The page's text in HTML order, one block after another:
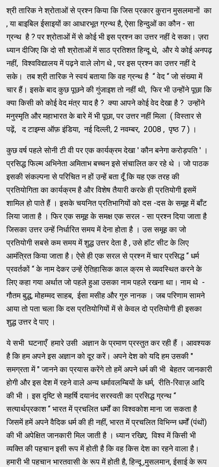
श्री तारिक ने श्रोताओं से प्रश्न किया कि जिस प्रकार कुरान मुसलमानों का
, या बाइबिल ईसाइयों का आधारभूत ग्रन्थ है, ऐसा हिन्दुओं का कौन - सा
ग्रन्थ है ? पर श्रोताओं में से कोई भी इस प्रश्न का उत्तर नहीं दे सका। ज़रा
ध्यान दीजिए कि दो सौ श्रोताओं में साठ प्रतिशत हिन्दू थे, और ये कोई अनपढ़
नहीं, विश्वविद्यालय में पढ़ने वाले लोग थे , पर इस प्रश्न का उत्तर नहीं दे
सके। तब श्री तारिक ने स्वयं बताया कि वह ग्रन्थ है “ वेद “ जो संख्या में
चार हैं। इसके बाद कुछ पूछने की गुंजाइश तो नहीं थी, फिर भी उन्होंने पूछा कि
क्या किसी को कोई वेद मंत्र याद है ? क्या आपने कोई वेद देखा है ? उन्होंने
मनुस्मृति और महाभारत के बारे में भी पूछा, पर उत्तर नहीं मिला ( विस्तार से
पढ़ें, द टाइम्स ऑफ़ इंडिया, नई दिल्ली, 2 नवम्बर, 2008 , पृष्ठ 7 ) ।
कुछ वर्ष पहले सोनी टी वी पर एक कार्यक्रम देखा ' कौन बनेगा करोड़पति ' ।
प्रसिद्ध फिल्म अभिनेता अमिताभ बच्चन इसे संचालित कर रहे थे । जो पाठक
इसकी संकल्पना से परिचित न हों उन्हें बता दूँ कि यह एक तरह की
प्रतियोगिता का कार्यक्रम है और विशेष तैयारी करके ही प्रतियोगी इसमें
शामिल हो पाते हैं । इसके चयनित प्रतिभागियों को दस -दस के समूह में बाँट
लिया जाता है । फिर एक समूह के समक्ष एक सरल - सा प्रश्न दिया जाता है
जिसका उत्तर उन्हें निर्धारित समय में देना होता है । उस समूह का जो
प्रतियोगी सबसे कम समय में शुद्ध उत्तर देता है , उसे हॉट सीट के लिए
आमंत्रित किया जाता है। ऐसे ही एक सरल से प्रश्न में चार प्रसिद्ध “ धर्म
प्रवर्तकों “ के नाम देकर उन्हें ऐतिहासिक काल क्रम से व्यवस्थित करने के
लिए कहा गया अर्थात जो पहले हुआ उसका नाम पहले रखना था। नाम थे -
गौतम बुद्ध, मोहम्मद साहब, ईसा मसीह और गुरु नानक । जब परिणाम सामने
आया तो पता चला कि दस प्रतियोगियों में से केवल दो प्रतियोगी ही इसका
शुद्ध उत्तर दे पाए ।
ये सभी घटनाएँ हमारे उसी अज्ञान के प्रमाण प्रस्तुत कर रही हैं । आवश्यक
है कि हम अपने इस अज्ञान को दूर करें। अपने देश को यदि हम उसकी "
समग्रता में " जानने का प्रयास करेंगे तो हमें अपने धर्म की भी बेहतर जानकारी
होगी और इस देश में रहने वाले अन्य धर्मावलम्बियों के धर्म, रीति-रिवाज़ आदि
की भी । इस दृष्टि से महर्षि दयानंद सरस्वती का प्रसिद्ध ग्रन्थ “
सत्यार्थप्रकाश “ भारत में प्रचलित धर्मों का विश्वकोश माना जा सकता है
जिसमें हमें अपने वैदिक धर्म की ही नहीं, भारत में प्रचलित विभिन्न धर्मों (पंथों)
की भी अपेक्षित जानकारी मिल जाती है । ध्यान रखिए, विश्व में किसी भी
व्यक्ति की पहचान इसी रूप में होती है कि वह किस देश का रहने वाला है।
हमारी भी पहचान भारतवासी के रूप में होती है, हिन्दू ,मुसलमान, ईसाई के रूप